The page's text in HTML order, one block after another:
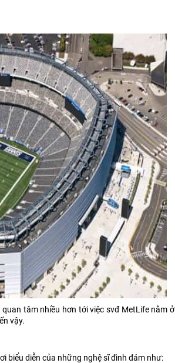
tâm nhiều hơn tới việc svđ MetLife nằm ở
vậy.
biểu diễn của những nghệ sĩ đình đám như: